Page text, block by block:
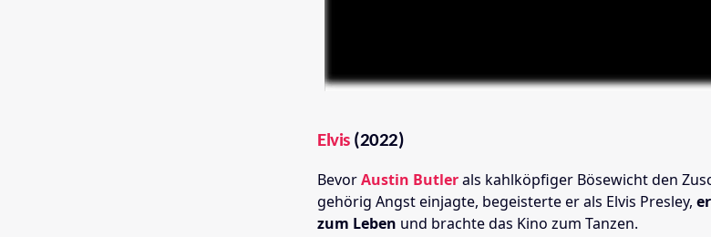
Elvis (2022)
BevorAustin Butlerals kahlköpfiger Bösewicht den
gehörig Angst einjagte, begeisterte er als Elvis Presley,
zum Leben und brachte das Kino zum Tanzen.